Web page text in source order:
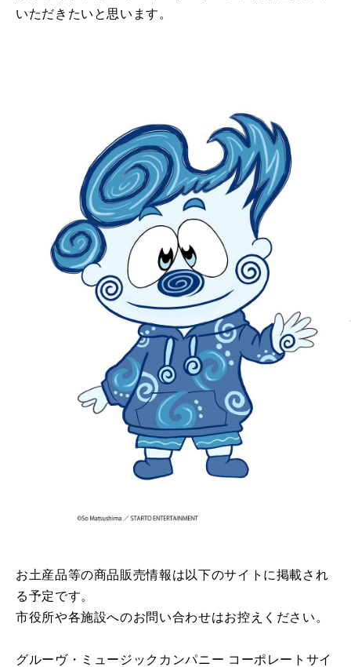
いただきたいと思います。
お土産品等の商品販売情報は以下のサイトに掲載され
る予定です。
市役所や各施設へのお問い合わせはお控えください。
グルーヴ・ミュージックカンパニー コーポレートサイ